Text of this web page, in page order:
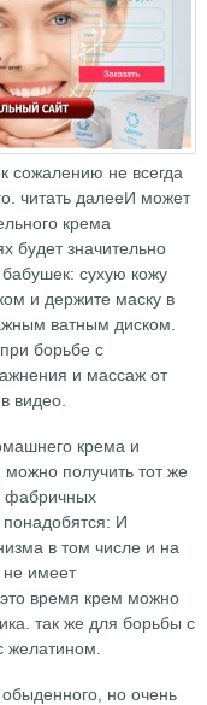
сожалению не всегда
читать далееИ может
крема
будет значительно
сухую кожу
и держите маску в
ватным диском.
борьбе с
и массаж от
видео.
крема и
получить тот же
фабричных
И
в том числе и на
не имеет
время крем можно
так же для борьбы с
но очень